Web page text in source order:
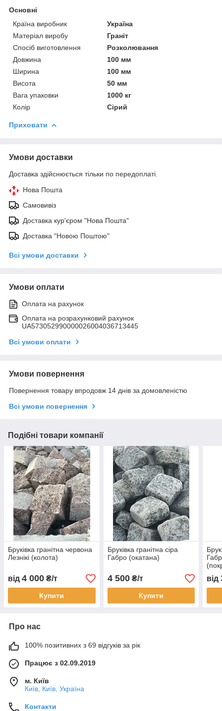
Основні
Країна виробник
Україна
Матеріал виробу
Граніт
Спосіб виготовлення
Розколювання
Довжина
100 мм
Ширина
100 мм
Висота
50 мм
Вага упаковки
1000 кг
Колір
Сірий
Приховати
Умови доставки
Доставка здійснюється тільки по передоплаті.
Нова Пошта
Самовивіз
Доставка кур'єром "Нова Пошта"
Доставка "Новою Поштою"
Всі умови доставки
Умови оплати
Оплата на рахунок
Оплата на розрахунковий рахунок
UA573052990000026004036713445
Всі умови оплати
Умови повернення
Повернення товару впродовж 14 днів за домовленістю
Всі умови повернення
Подібні товари компанії
Бруківка гранітна червона
Лезнікі (колота)
від 4 000 ₴/т
Купити
Бруківка гранітна сіра
Габро (окатана)
4 500₴/т
Купити
від
Про нас
100% позитивних з 69 відгуків за рік
Працює з 02.09.2019
м. Київ
Київ, Київ, Україна
Контакти